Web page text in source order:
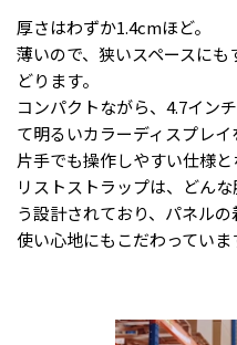
厚さはわずか1.4cmほど。
薄いので、狭いスペースに
どります。
コンパクトながら、4.7イン
て明るいカラーディスプレイ
片手でも操作しやすい仕様と
リストストラップは、どん
う設計されており、パネルの
使い心地にもこだわっていま